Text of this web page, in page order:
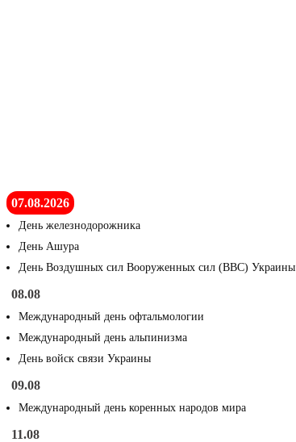
07.08.2026
День железнодорожника
День Ашура
День Воздушных сил Вооруженных сил (ВВС) Украины
08.08
Международный день офтальмологии
Международный день альпинизма
День войск связи Украины
09.08
Международный день коренных народов мира
11.08